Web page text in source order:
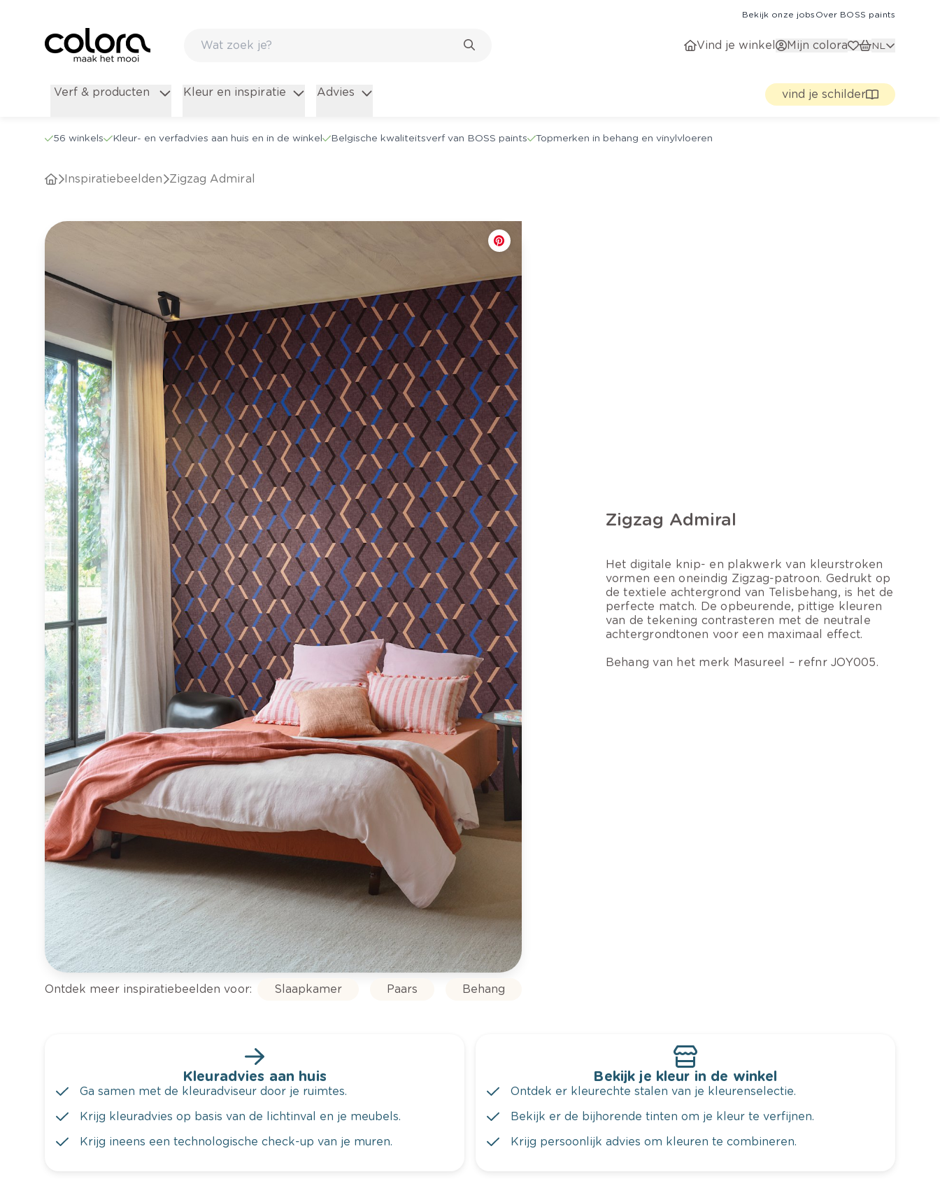
Bekijk onze jobs Over BOSS paints
Vind je winkel Mijn colora NL
Verf & producten Kleur en inspiratie Advies vind je schilder
56 winkels Kleur- en verfadvies aan huis en in de winkel Belgische kwaliteitsverf van BOSS paints Topmerken in behang en vinylvloeren
Inspiratiebeelden Zigzag Admiral
Zigzag Admiral
Het digitale knip- en plakwerk van kleurstroken
vormen een oneindig Zigzag-patroon. Gedrukt op
de textiele achtergrond van Telisbehang, is het de
perfecte match. De opbeurende, pittige kleuren
van de tekening contrasteren met de neutrale
achtergrondtonen voor een maximaal effect.
Behang van het merk Masureel – refnr JOY005.
Ontdek meer inspiratiebeelden voor: Slaapkamer Paars Behang
Kleuradvies aan huis
Ga samen met de kleuradviseur door je ruimtes.
Krijg kleuradvies op basis van de lichtinval en je meubels.
Krijg ineens een technologische check-up van je muren.
Bekijk je kleur in de winkel
Ontdek er kleurechte stalen van je kleurenselectie.
Bekijk er de bijhorende tinten om je kleur te verfijnen.
Krijg persoonlijk advies om kleuren te combineren.